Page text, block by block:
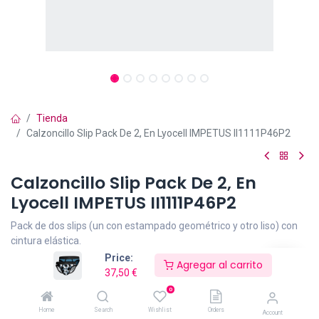
Price:
37,50 €
Agregar al carrito
Home Search
0
Wishlist Orders Account
Tienda
Calzoncillo Slip Pack De 2, En Lyocell IMPETUS II1111P46P2
Calzoncillo Slip Pack De 2, En
Lyocell IMPETUS II1111P46P2
Pack de dos slips (un con estampado geométrico y otro liso) con
cintura elástica.
Fabricado con fibra TENCEL™ Lyocell, una fibra extraída de la
madera de forma sostenible. Más suave que la seda y más fresca
Con propiedades antibacterianas, la fibra TENCEL ™ Lyocell
permite que la piel respire, proporcionando la comodidad de una